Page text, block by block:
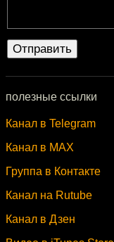
полезные ссылки
Канал в Telegram
Канал в MAX
Группа в Контакте
Канал на Rutube
Канал в Дзен